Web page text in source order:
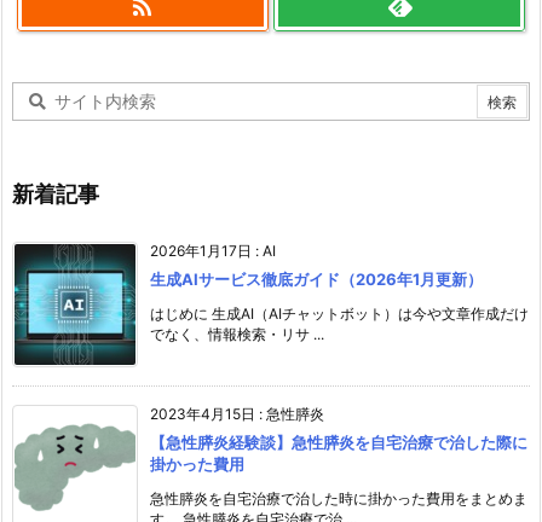

新着記事
2026年1月17日 : AI
生成AIサービス徹底ガイド（2026年1月更新）
はじめに 生成AI（AIチャットボット）は今や文章作成だけ
でなく、情報検索・リサ ...
2023年4月15日 : 急性膵炎
【急性膵炎経験談】急性膵炎を自宅治療で治した際に
掛かった費用
急性膵炎を自宅治療で治した時に掛かった費用をまとめま